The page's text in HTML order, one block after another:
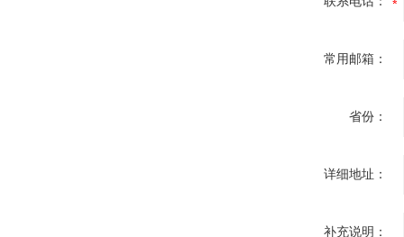
常用邮箱：
省份：
详细地址：
补充说明：